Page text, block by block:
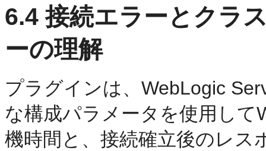
6.4 接続エラーとクラ
ーの理解
プラグインは、WebLogic
な構成パラメータを使用し
機時間と、接続確立後のレス